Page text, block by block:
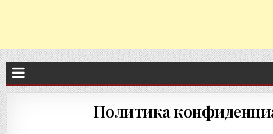
Политика